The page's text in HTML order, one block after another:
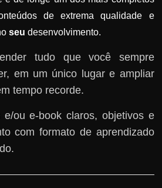
de extrema qualidade e
seu desenvolvimento.
tudo que você sempre
em um único lugar e ampliar
tempo recorde.
e/ou e-book claros, objetivos e
com formato de aprendizado